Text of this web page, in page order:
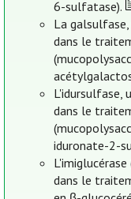
6-sulfatase).
La
dans le
L'idursulfase,
dans le
iduronate-2-
dans le